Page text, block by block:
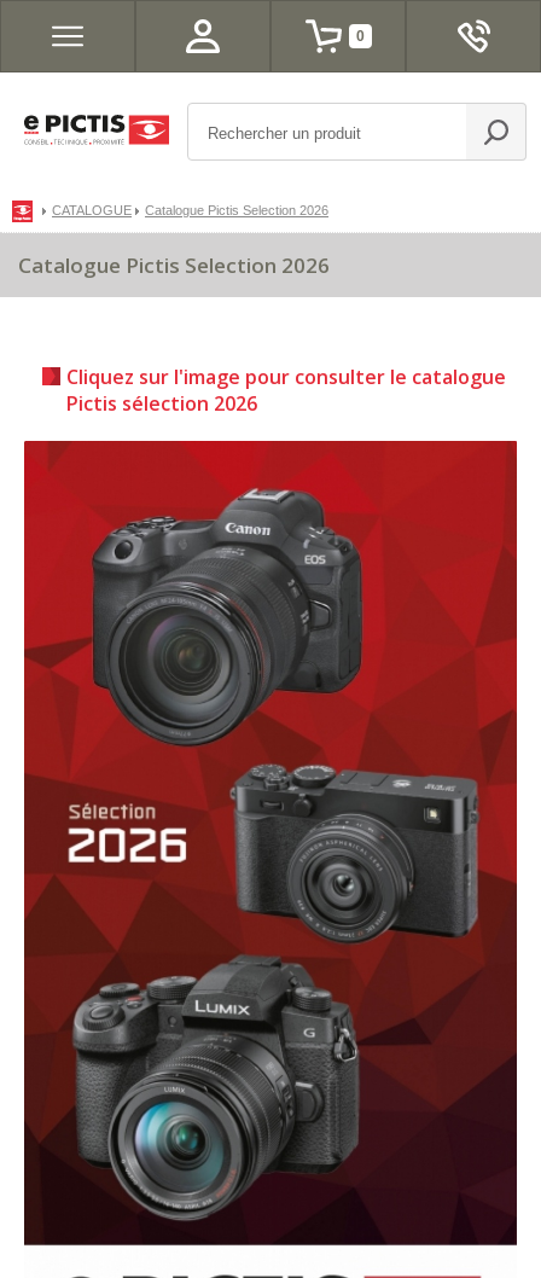
0
CATALOGUE Catalogue Pictis Selection 2026
Catalogue Pictis Selection 2026
Cliquez sur l'image pour consulter le catalogue
Pictis sélection 2026